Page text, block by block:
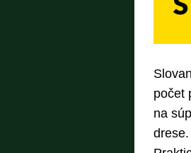
počet
na